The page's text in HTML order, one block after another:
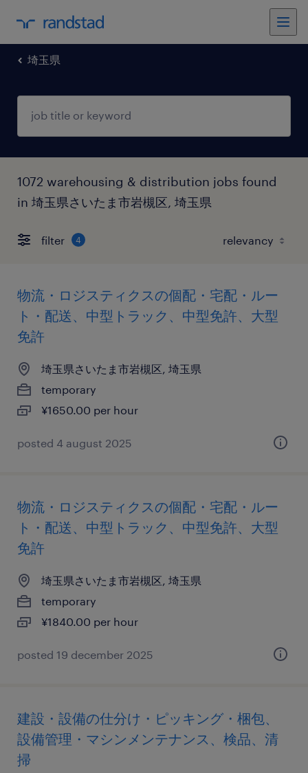
埼玉県
1072 warehousing & distribution jobs found
in 埼玉県さいたま市岩槻区, 埼玉県
filter 4
物流・ロジスティクスの個配・宅配・ルー
ト・配送、中型トラック、中型免許、大型
免許
埼玉県さいたま市岩槻区, 埼玉県
temporary
¥1650.00 per hour
posted 4 august 2025
物流・ロジスティクスの個配・宅配・ルー
ト・配送、中型トラック、中型免許、大型
免許
埼玉県さいたま市岩槻区, 埼玉県
temporary
¥1840.00 per hour
posted 19 december 2025
建設・設備の仕分け・ピッキング・梱包、
設備管理・マシンメンテナンス、検品、清
掃